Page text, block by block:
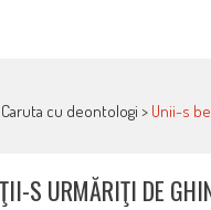
Caruta cu deontologi > Unii-s
S URMĂRIŢI DE